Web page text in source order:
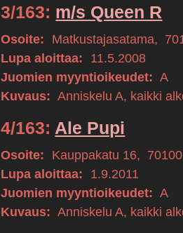
3/163: m/s Queen R
Osoite: Matkustajasatama,
Lupa aloittaa:
11.5.2008
Juomien myyntioikeudet: A
Kuvaus: Anniskelu A, kaikki
4/163: Ale Pupi
Osoite: Kauppakatu 16, 70100
Lupa aloittaa:
1.9.2011
Juomien myyntioikeudet: A
Kuvaus: Anniskelu A, kaikki